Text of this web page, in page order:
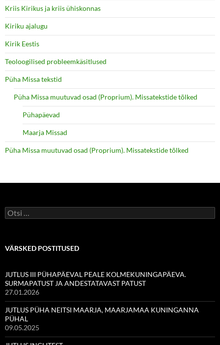
Kriis Kirikus ja kriis ühiskonnas
Kiriku ajalugu
Kirik Eestis
Teoloogilised probleemkäsitlused
Püha Missa tekstid
Püha Missa muutuvad osad (Proprium). Missatekstide tõlked
Pühapäevad
Maarja Missad
Püha Missa muutuvad osad (Proprium). Missatekstide tõlked
Otsi:
VÄRSKED POSTITUSED
JUTLUS III PÜHAPÄEVAL PEALE KOLMEKUNINGAPÄEVA.
SURMAPATUST JA ANDESTATAVAST PATUST
27.01.2026
JUTLUS PÜHA NEITSI MAARJA, MAARJAMAA KUNINGANNA
PÜHAL
09.05.2025